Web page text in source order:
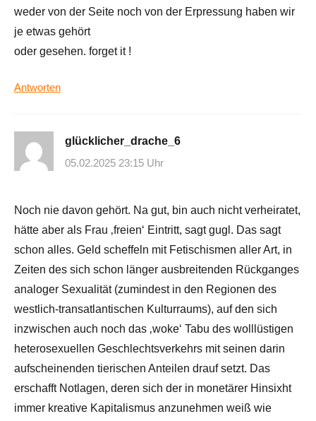
weder von der Seite noch von der Erpressung haben wir
je etwas gehört
oder gesehen. forget it !
Antworten
glücklicher_drache_6
05.02.2025 23:15 Uhr
Noch nie davon gehört. Na gut, bin auch nicht verheiratet,
hätte aber als Frau ‚freien‘ Eintritt, sagt gugl. Das sagt
schon alles. Geld scheffeln mit Fetischismen aller Art, in
Zeiten des sich schon länger ausbreitenden Rückganges
analoger Sexualität (zumindest in den Regionen des
westlich-transatlantischen Kulturraums), auf den sich
inzwischen auch noch das ‚woke‘ Tabu des wolllüstigen
heterosexuellen Geschlechtsverkehrs mit seinen darin
aufscheinenden tierischen Anteilen drauf setzt. Das
erschafft Notlagen, deren sich der in monetärer Hinsixht
immer kreative Kapitalismus anzunehmen weiß wie